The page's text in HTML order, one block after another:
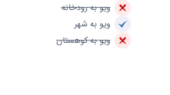
ویو به رودخانه
ویو به شهر
ویو به کوهستان